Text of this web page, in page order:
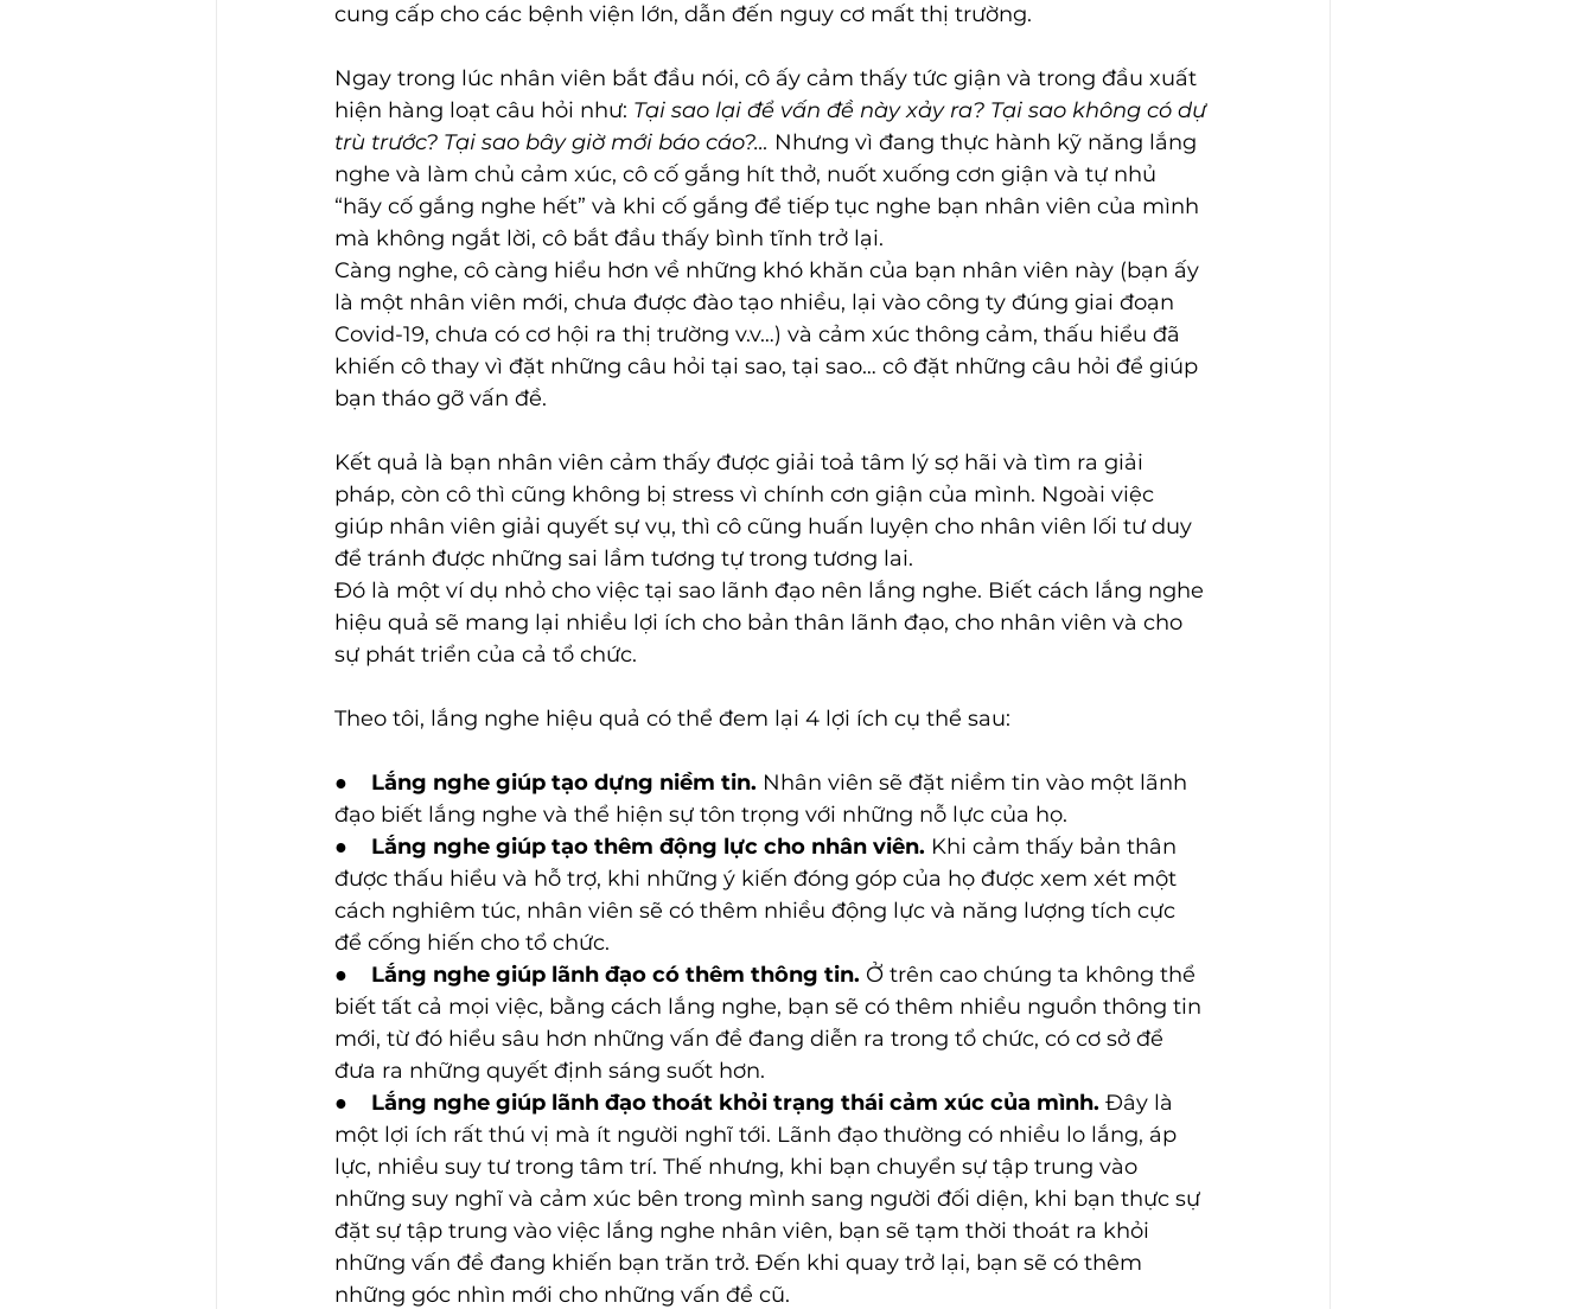
cung cấp cho các bệnh viện lớn, dẫn đến nguy cơ mất thị trường.
Ngay trong lúc nhân viên bắt đầu nói, cô ấy cảm thấy tức giận và trong đầu xuất
hiện hàng loạt câu hỏi như: Tại sao lại để vấn đề này xảy ra? Tại sao không có dự
trù trước? Tại sao bây giờ mới báo cáo?… Nhưng vì đang thực hành kỹ năng lắng
nghe và làm chủ cảm xúc, cô cố gắng hít thở, nuốt xuống cơn giận và tự nhủ
“hãy cố gắng nghe hết” và khi cố gắng để tiếp tục nghe bạn nhân viên của mình
mà không ngắt lời, cô bắt đầu thấy bình tĩnh trở lại.
Càng nghe, cô càng hiểu hơn về những khó khăn của bạn nhân viên này (bạn ấy
là một nhân viên mới, chưa được đào tạo nhiều, lại vào công ty đúng giai đoạn
Covid-19, chưa có cơ hội ra thị trường v.v…) và cảm xúc thông cảm, thấu hiểu đã
khiến cô thay vì đặt những câu hỏi tại sao, tại sao… cô đặt những câu hỏi để giúp
bạn tháo gỡ vấn đề.
Kết quả là bạn nhân viên cảm thấy được giải toả tâm lý sợ hãi và tìm ra giải
pháp, còn cô thì cũng không bị stress vì chính cơn giận của mình. Ngoài việc
giúp nhân viên giải quyết sự vụ, thì cô cũng huấn luyện cho nhân viên lối tư duy
để tránh được những sai lầm tương tự trong tương lai.
Đó là một ví dụ nhỏ cho việc tại sao lãnh đạo nên lắng nghe. Biết cách lắng nghe
hiệu quả sẽ mang lại nhiều lợi ích cho bản thân lãnh đạo, cho nhân viên và cho
sự phát triển của cả tổ chức.
Theo tôi, lắng nghe hiệu quả có thể đem lại 4 lợi ích cụ thể sau:
● Lắng nghe giúp tạo dựng niềm tin. Nhân viên sẽ đặt niềm tin vào một lãnh
đạo biết lắng nghe và thể hiện sự tôn trọng với những nỗ lực của họ.
●
Lắng nghe giúp tạo thêm động lực cho nhân viên. Khi cảm thấy bản thân
được thấu hiểu và hỗ trợ, khi những ý kiến đóng góp của họ được xem xét một
cách nghiêm túc, nhân viên sẽ có thêm nhiều động lực và năng lượng tích cực
để cống hiến cho tổ chức.
● Lắng nghe giúp lãnh đạo có thêm thông tin. Ở trên cao chúng ta không thể
biết tất cả mọi việc, bằng cách lắng nghe, bạn sẽ có thêm nhiều nguồn thông tin
mới, từ đó hiểu sâu hơn những vấn đề đang diễn ra trong tổ chức, có cơ sở để
đưa ra những quyết định sáng suốt hơn.
● Lắng nghe giúp lãnh đạo thoát khỏi trạng thái cảm xúc của mình. Đây là
một lợi ích rất thú vị mà ít người nghĩ tới. Lãnh đạo thường có nhiều lo lắng, áp
lực, nhiều suy tư trong tâm trí. Thế nhưng, khi bạn chuyển sự tập trung vào
những suy nghĩ và cảm xúc bên trong mình sang người đối diện, khi bạn thực sự
đặt sự tập trung vào việc lắng nghe nhân viên, bạn sẽ tạm thời thoát ra khỏi
những vấn đề đang khiến bạn trăn trở. Đến khi quay trở lại, bạn sẽ có thêm
những góc nhìn mới cho những vấn đề cũ.